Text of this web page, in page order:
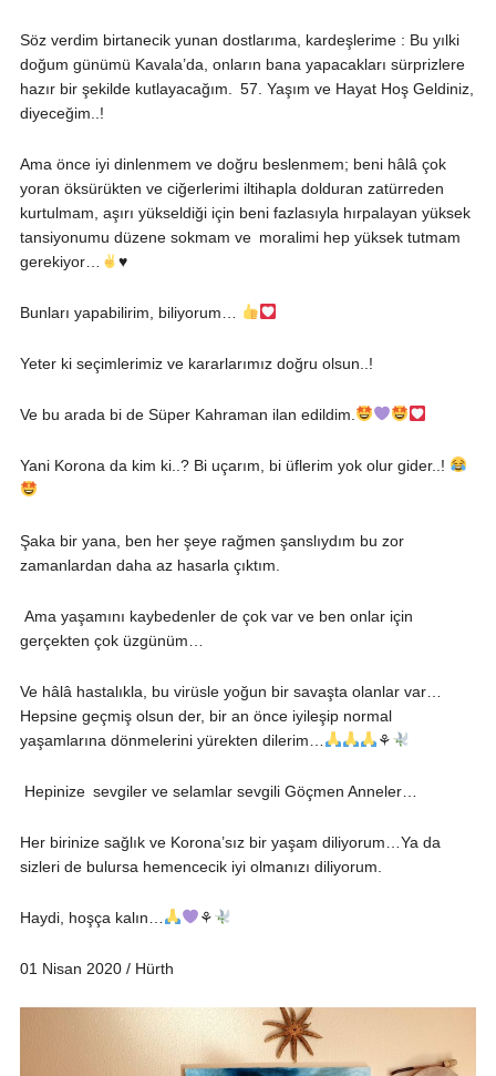
Söz verdim birtanecik yunan dostlarıma, kardeşlerime : Bu yılki
doğum günümü Kavala’da, onların bana yapacakları sürprizlere
hazır bir şekilde kutlayacağım.
57. Yaşım ve Hayat Hoş Geldiniz,
diyeceğim..!
Ama önce iyi dinlenmem ve doğru beslenmem; beni hâlâ çok
yoran öksürükten ve ciğerlerimi iltihapla dolduran zatürreden
kurtulmam, aşırı yükseldiği için beni fazlasıyla hırpalayan yüksek
tansiyonumu düzene sokmam ve moralimi hep yüksek tutmam
gerekiyor…
♥️
Bunları yapabilirim, biliyorum…
Yeter ki seçimlerimiz ve kararlarımız doğru olsun..!
Ve bu arada bi de Süper Kahraman ilan edildim.
Yani Korona da kim ki..? Bi uçarım, bi üflerim yok olur gider..!
Şaka bir yana, ben her şeye rağmen şanslıydım bu zor
zamanlardan daha az hasarla çıktım.
Ama yaşamını kaybedenler de çok var ve ben onlar için
gerçekten çok üzgünüm…
Ve hâlâ hastalıkla, bu virüsle yoğun bir savaşta olanlar var…
Hepsine geçmiş olsun der, bir an önce iyileşip normal
yaşamlarına dönmelerini yürekten dilerim…
⚘
Hepinize sevgiler ve selamlar sevgili Göçmen Anneler…
Her birinize sağlık ve Korona’sız bir yaşam diliyorum…Ya da
sizleri de bulursa hemencecik iyi olmanızı diliyorum.
Haydi, hoşça kalın… ⚘
01 Nisan 2020 / Hürth